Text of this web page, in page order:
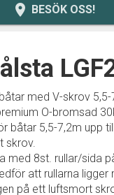
room BESÖK OSS!
med V-skrov 5,5-
O-bromsad
båtar 5,5-7,2m upp
skrov.
med 8st. rullar/sida
att rullarna ligger
på ett luftsmort